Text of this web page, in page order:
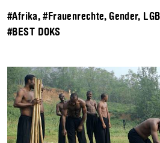
#Afrika,#Frauenrechte, Gender,
#BEST DOKS